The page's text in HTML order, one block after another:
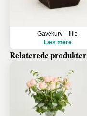
Gavekurv – lille
Læs mere
Relaterede produkter